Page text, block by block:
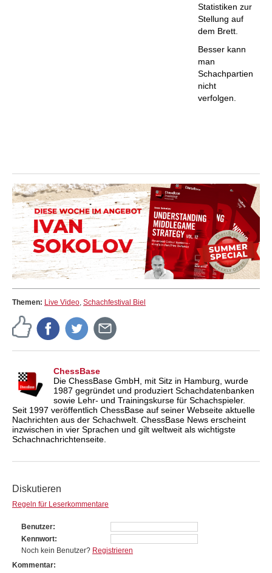
Statistiken zur
Stellung auf
dem Brett.
Besser kann
man
Schachpartien
nicht
verfolgen.
Themen: Live Video Schachfestival Biel
ChessBase
Die ChessBase GmbH, mit Sitz in Hamburg, wurde
1987 gegründet und produziert Schachdatenbanken
sowie Lehr- und Trainingskurse für Schachspieler.
Seit 1997 veröffentlich ChessBase auf seiner Webseite aktuelle
Nachrichten aus der Schachwelt. ChessBase News erscheint
inzwischen in vier Sprachen und gilt weltweit als wichtigste
Schachnachrichtenseite.
Diskutieren
Regeln für Leserkommentare
Benutzer
Kennwort
Noch kein Benutzer? Registrieren
Kommentar